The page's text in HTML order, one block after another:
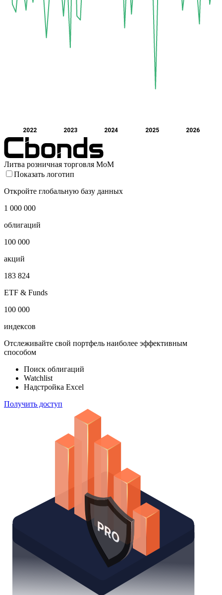
2022 2023 2024 2025 2026
Литва розничная торговля MoM
Показать логотип
Откройте глобальную базу данных
1 000 000
облигаций
100 000
акций
183 824
ETF & Funds
100 000
индексов
Отслеживайте свой портфель наиболее эффективным
способом
Поиск облигаций
Watchlist
Надстройка Excel
Получить доступ